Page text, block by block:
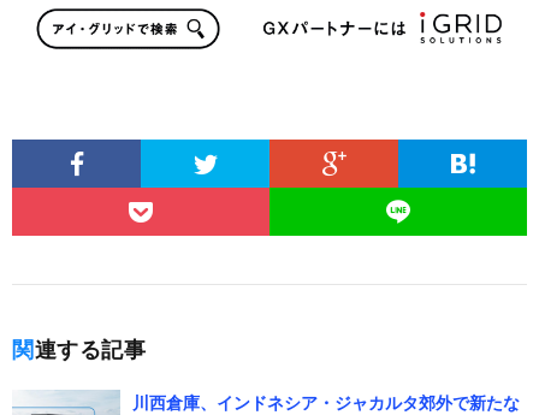
関連する記事
川西倉庫、インドネシア・ジャカルタ郊外で新たな